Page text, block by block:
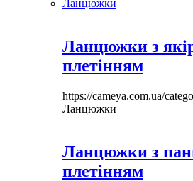
Ланцюжки
Ланцюжки з
плетінням
https://cameya.com.ua/
Ланцюжки
Ланцюжки з
плетінням